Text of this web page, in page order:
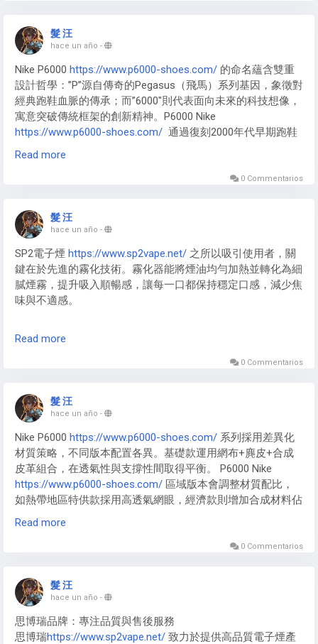
連接問題處理：SP2s煙桿的接觸不良排除
SP2s煙桿https://www.sp2s-device.com/
彈接觸不良。首先取出煙彈，用棉花棒輕輕清潔磁吸接口上的
殘留物。檢查煙彈底部的金屬接點是否有氧化現象，可用橡皮
擦輕輕擦拭。重新安裝時確保垂直壓入，聽到”咔”聲表示安裝
到位。如果問題持續，嘗試更換其他煙彈測試，確認是否為單
個煙彈的問題。定期清潔接口是預防接觸不良的最佳方法，建
議每周至少清潔一次。
髮 汪
hace un año -
​​Nike P6000​​ https://www.p6000-shoes.com/ 的命名蘊含雙重
設計哲學：”P”源自傳奇的Pegasus（飛馬）系列基因，象徵對
經典跑鞋血脈的傳承；而”6000″則代表面向未來的科技想像，
寓意突破傳統框架的創新精神。​​P6000 Nike
https://www.p6000-shoes.com/ ​​ 通過復刻2000年代早期跑鞋
的流線輪廓與材質拼接，將懷舊美學與未來感完美融合，形成
https://www.p6000-shoes.com/
的經典元素，​​Nike P-6000 Mens
shoes.com/
國際版注重全球化設計語言，​​Nike P6000 Man
https://www.p6000-shoes.com/​​ 歐版注入現代簡約美學，均
在”經典復刻”與”未來想像”的平衡中探索新可能。
Read more
0 Commentarios
髮 汪
hace un año -
SP2電子煙 https://www.sp2vape.net/ 之所以吸引使用者，關
鍵在於先進的霧化技術。霧化器能將煙油均勻加熱並轉化為細
膩煙霧，提升吸入順暢感，讓每一口都保持穩定口感，減少焦
味與不適感。
創新霧化設計
用高效加熱系統與精準控溫設計，確保煙油被充分霧化而不浪
更加穩定舒適。
Read more
0 Commentarios
髮 汪
hace un año -
Nike P6000 https://www.p6000-shoes.com/ 系列採用差異化
材質策略，不同版本配置各異。基礎款運用網布+麂皮+合成
皮革組合，在透氣性與支撐性間取得平衡。 P6000 Nike
https://www.p6000-shoes.com/ 區域版本會調整材質配比，
如熱帶地區特供款採用高透氣網眼，經濟款則增加合成材料佔
比以控製成本。特別版本在材質上升級明顯。 Nike-p6000
https://www.p6000-shoes.com/限量版
https://www.p6000-shoes.com/
P6000 Japan 日本版偏好優質麂皮，而Nike p6000 prm
https://www.p6000-shoes.com/
技布頭層組合。
Read more
0 Commentarios
髮 汪
hace un año -
思博瑞品牌：專注品質與售後服務
思博瑞https://www.sp2vape.net/ 致力於提供高品質電子煙產